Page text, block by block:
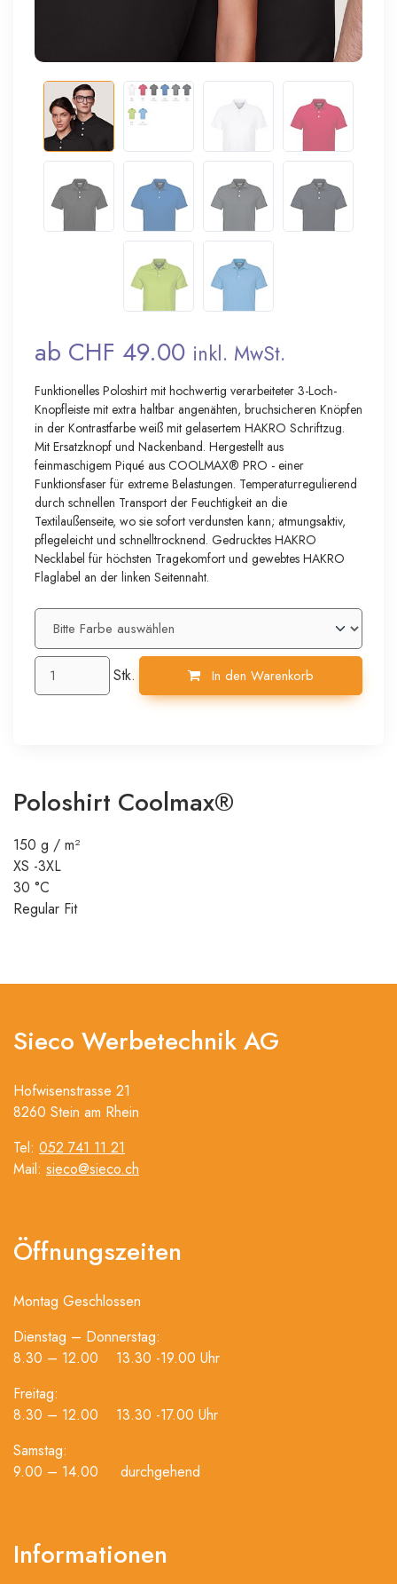
ab CHF 49.00 inkl. MwSt.
Funktionelles Poloshirt mit hochwertig verarbeiteter 3-Loch-
Knopfleiste mit extra haltbar angenähten, bruchsicheren Knöpfen
in der Kontrastfarbe weiß mit gelasertem HAKRO Schriftzug.
Mit Ersatzknopf und Nackenband. Hergestellt aus
feinmaschigem Piqué aus COOLMAX® PRO - einer
Funktionsfaser für extreme Belastungen. Temperaturregulierend
durch schnellen Transport der Feuchtigkeit an die
Textilaußenseite, wo sie sofort verdunsten kann; atmungsaktiv,
pflegeleicht und schnelltrocknend. Gedrucktes HAKRO
Necklabel für höchsten Tragekomfort und gewebtes HAKRO
Flaglabel an der linken Seitennaht.
Stk. In den Warenkorb
Poloshirt Coolmax®
150 g / m²
XS -3XL
30 °C
Regular Fit
Sieco Werbetechnik AG
Hofwisenstrasse 21
8260 Stein am Rhein
Tel: 052 741 11 21
Mail: sieco@sieco.ch
Öffnungszeiten
Montag Geschlossen
Dienstag – Donnerstag:
8.30 – 12.00 13.30 -19.00 Uhr
Freitag:
8.30 – 12.00 13.30 -17.00 Uhr
Samstag:
9.00 – 14.00 durchgehend
Informationen